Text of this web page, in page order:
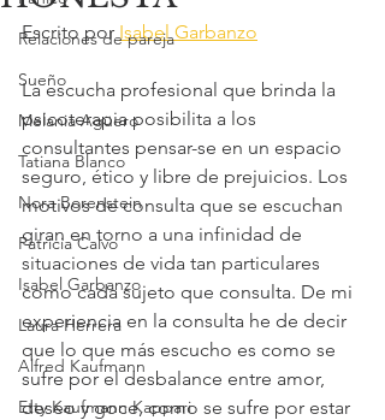
Relaciones de pareja
Sueño
Melania Agüero
Tatiana Blanco
Nora Borenstein
Patricia Calvo
Isabel Garbanzo
Laura Herrera
Alfred Kaufmann
Etty Kaufmann Kappari
Escrito por Isabel Garbanzo
La escucha profesional que brinda la
psicoterapia posibilita a los
consultantes pensar-se en un espacio
seguro, ético y libre de prejuicios. Los
motivos de consulta que se escuchan
giran en torno a una infinidad de
situaciones de vida tan particulares
como cada sujeto que consulta. De mi
experiencia en la consulta he de decir
que lo que más escucho es como se
sufre por el desbalance entre amor,
deseo y goce, como se sufre por estar